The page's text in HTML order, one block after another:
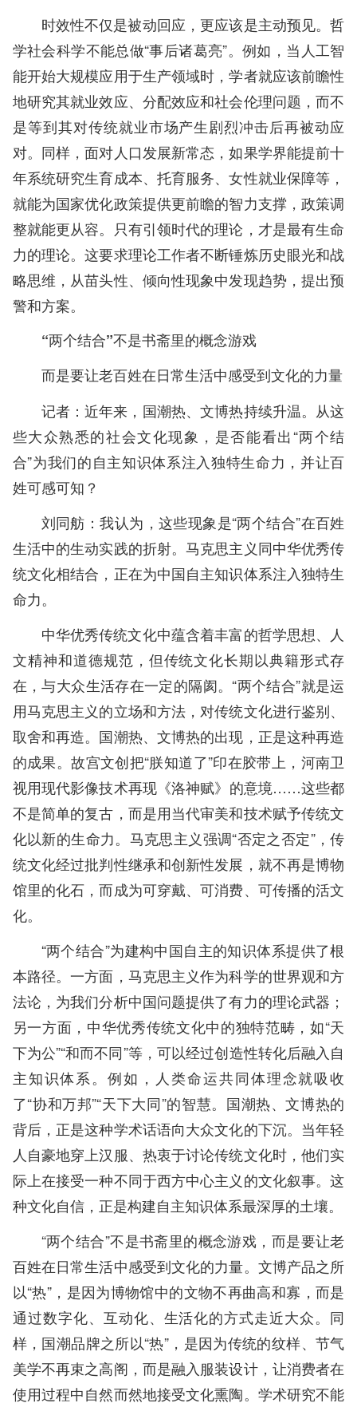
时效性不仅是被动回应，更应该是主动预见。哲
学社会科学不能总做“事后诸葛亮”。例如，当人工智
能开始大规模应用于生产领域时，学者就应该前瞻性
地研究其就业效应、分配效应和社会伦理问题，而不
是等到其对传统就业市场产生剧烈冲击后再被动应
对。同样，面对人口发展新常态，如果学界能提前十
年系统研究生育成本、托育服务、女性就业保障等，
就能为国家优化政策提供更前瞻的智力支撑，政策调
整就能更从容。只有引领时代的理论，才是最有生命
力的理论。这要求理论工作者不断锤炼历史眼光和战
略思维，从苗头性、倾向性现象中发现趋势，提出预
警和方案。
“两个结合”不是书斋里的概念游戏
而是要让老百姓在日常生活中感受到文化的力量
记者：近年来，国潮热、文博热持续升温。从这
些大众熟悉的社会文化现象，是否能看出“两个结
合”为我们的自主知识体系注入独特生命力，并让百
姓可感可知？
刘同舫：我认为，这些现象是“两个结合”在百姓
生活中的生动实践的折射。马克思主义同中华优秀传
统文化相结合，正在为中国自主知识体系注入独特生
命力。
中华优秀传统文化中蕴含着丰富的哲学思想、人
文精神和道德规范，但传统文化长期以典籍形式存
在，与大众生活存在一定的隔阂。“两个结合”就是运
用马克思主义的立场和方法，对传统文化进行鉴别、
取舍和再造。国潮热、文博热的出现，正是这种再造
的成果。故宫文创把“朕知道了”印在胶带上，河南卫
视用现代影像技术再现《洛神赋》的意境……这些都
不是简单的复古，而是用当代审美和技术赋予传统文
化以新的生命力。马克思主义强调“否定之否定”，传
统文化经过批判性继承和创新性发展，就不再是博物
馆里的化石，而成为可穿戴、可消费、可传播的活文
化。
“两个结合”为建构中国自主的知识体系提供了根
本路径。一方面，马克思主义作为科学的世界观和方
法论，为我们分析中国问题提供了有力的理论武器；
另一方面，中华优秀传统文化中的独特范畴，如“天
下为公”“和而不同”等，可以经过创造性转化后融入自
主知识体系。例如，人类命运共同体理念就吸收
了“协和万邦”“天下大同”的智慧。国潮热、文博热的
背后，正是这种学术话语向大众文化的下沉。当年轻
人自豪地穿上汉服、热衷于讨论传统文化时，他们实
际上在接受一种不同于西方中心主义的文化叙事。这
种文化自信，正是构建自主知识体系最深厚的土壤。
“两个结合”不是书斋里的概念游戏，而是要让老
百姓在日常生活中感受到文化的力量。文博产品之所
以“热”，是因为博物馆中的文物不再曲高和寡，而是
通过数字化、互动化、生活化的方式走近大众。同
样，国潮品牌之所以“热”，是因为传统的纹样、节气
美学不再束之高阁，而是融入服装设计，让消费者在
使用过程中自然而然地接受文化熏陶。学术研究不能